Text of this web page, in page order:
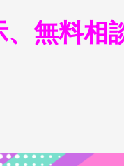
無料相